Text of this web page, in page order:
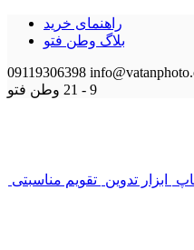
راهنمای خرید
بلاگ وطن فتو
09119306398
9 - 21
وطن فتو
ابزار تدوین تقویم مناسبتی